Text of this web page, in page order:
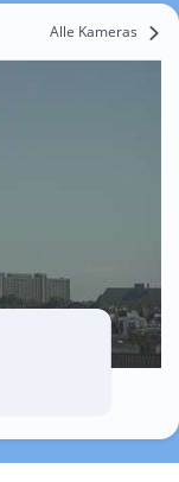
Alle Kameras